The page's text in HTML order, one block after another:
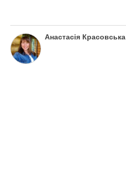
Анастасія Красовська